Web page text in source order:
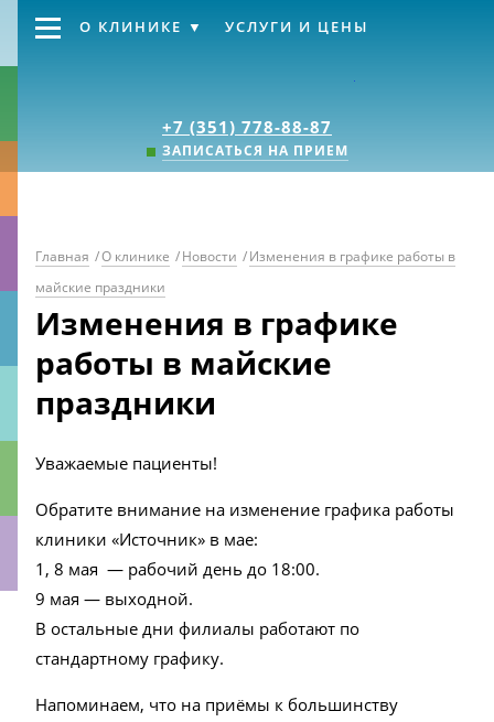
+7 (351) 778-88-87
ЗАПИСАТЬСЯ НА ПРИЕМ
О КЛИНИКЕ УСЛУГИ И ЦЕНЫ
Главная /О клинике /Новости /Изменения в графике работы в
майские праздники
Изменения в графике
работы в майские
праздники
Уважаемые пациенты!
Обратите внимание на изменение графика работы
клиники «Источник» в мае:
1, 8 мая — рабочий день до 18:00.
9 мая — выходной.
В остальные дни филиалы работают по
стандартному графику.
Напоминаем, что на приёмы к большинству